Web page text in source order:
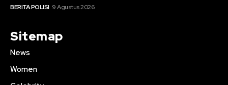
BERITA POLISI 9 Agustus 2026
Sitemap
News
Women